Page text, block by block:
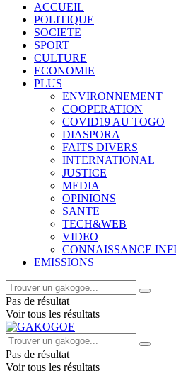
ACCUEIL
POLITIQUE
SOCIETE
SPORT
CULTURE
ECONOMIE
PLUS
ENVIRONNEMENT
COOPERATION
COVID19 AU TOGO
DIASPORA
FAITS DIVERS
INTERNATIONAL
JUSTICE
MEDIA
OPINIONS
SANTE
TECH&WEB
VIDEO
CONNAISSANCE
EMISSIONS
Pas de résultat
Voir tous les résultats
Pas de résultat
Voir tous les résultats